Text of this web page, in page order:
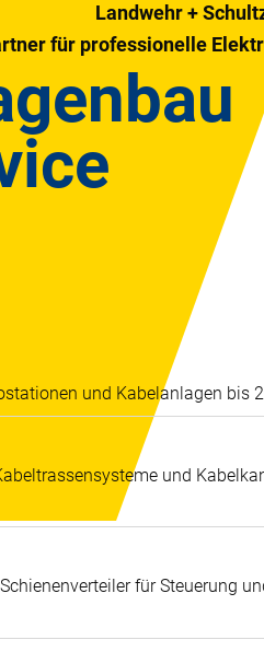
Landwehr +
für professionelle
und Kabelanlagen bis
und
für Steuerung